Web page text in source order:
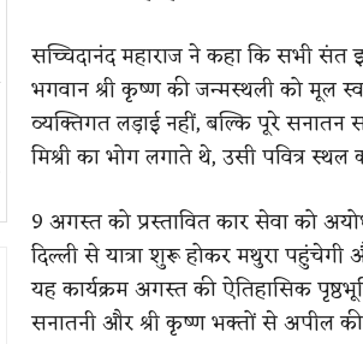
सच्चिदानंद महाराज ने कहा कि सभी
भगवान श्री कृष्ण की जन्मस्थली को मूल
व्यक्तिगत लड़ाई नहीं, बल्कि पूरे सनातन
मिश्री का भोग लगाते थे, उसी पवित्र
9 अगस्त को प्रस्तावित कार सेवा को
दिल्ली से यात्रा शुरू होकर मथुरा
यह कार्यक्रम अगस्त की ऐतिहासिक
सनातनी और श्री कृष्ण भक्तों से अपील